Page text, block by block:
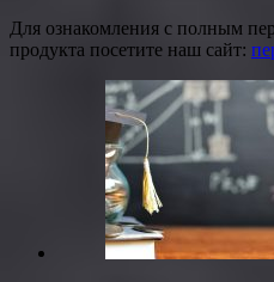
Для ознакомления с полным
продукта посетите наш сайт: